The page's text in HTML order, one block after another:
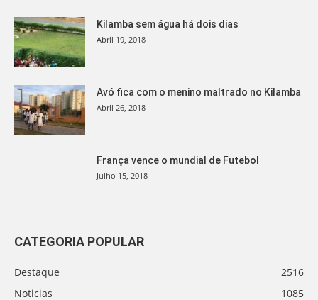
Kilamba sem água há dois dias
Abril 19, 2018
Avó fica com o menino maltrado no Kilamba
Abril 26, 2018
França vence o mundial de Futebol
Julho 15, 2018
CATEGORIA POPULAR
Destaque
2516
Noticias
1085